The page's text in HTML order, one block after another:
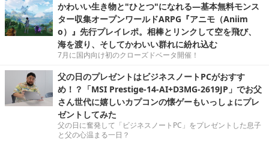
かわいい生き物と"ひとつ"になれる―基本無料モンス
ター収集オープンワールドARPG『アニモ（Aniim
o）』先行プレイレポ。相棒とリンクして空を飛び、
海を渡り、そしてかわいい群れに紛れ込む
7月に国内向け初のクローズドベータ開催！
父の日のプレゼントはビジネスノートPCがおすす
め！？「MSI Prestige-14-AI+D3MG-2619JP」でお父
さん世代に嬉しいカプコンの懐ゲーもいっしょにプレ
ゼントしてみた
父の日に奮発して「ビジネスノートPC」をプレゼントした息子
と父の心温まる一日？